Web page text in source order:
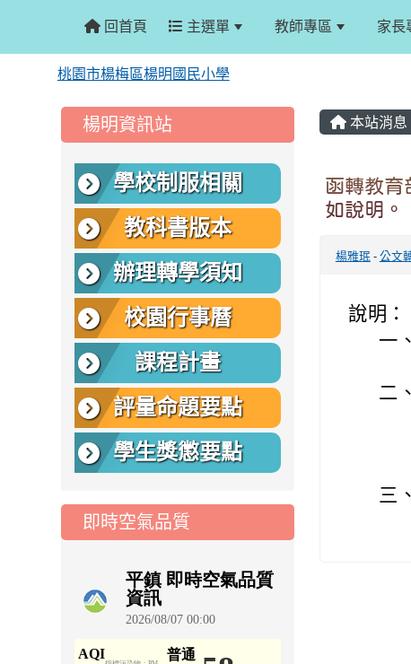
回首頁 主選單 教師專區 家長
桃園市楊梅區楊明國民小學
本站消息
函轉教育
如說明。
楊雅珉-公文
說明：
一、
二、
三、
::: 楊明資訊站
學校制服相關
教科書版本
辦理轉學須知
校園行事曆
課程計畫
評量命題要點
學生獎懲要點
即時空氣品質